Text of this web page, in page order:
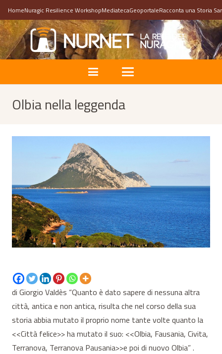
HomeNuragic Resilience WorkshopMediatecaGeoportaleRacconta una Storia
Olbia nella leggenda
di Giorgio Valdès “Quanto è dato sapere di nessuna altra
città, antica e non antica, risulta che nel corso della sua
storia abbia mutato il proprio nome tante volte quanto la
<<Città felice>> ha mutato il suo: <<Olbia, Fausania, Civita,
Terranova, Terranova Pausania>>e poi di nuovo Olbia” .